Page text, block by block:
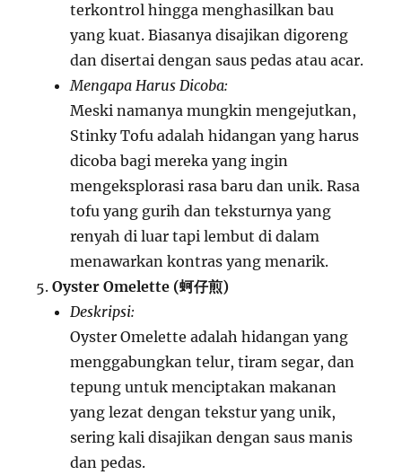
terkontrol hingga menghasilkan bau
yang kuat. Biasanya disajikan digoreng
dan disertai dengan saus pedas atau acar.
Mengapa Harus Dicoba:
Meski namanya mungkin mengejutkan,
Stinky Tofu adalah hidangan yang harus
dicoba bagi mereka yang ingin
mengeksplorasi rasa baru dan unik. Rasa
tofu yang gurih dan teksturnya yang
renyah di luar tapi lembut di dalam
menawarkan kontras yang menarik.
Oyster Omelette (蚵仔煎)
Deskripsi:
Oyster Omelette adalah hidangan yang
menggabungkan telur, tiram segar, dan
tepung untuk menciptakan makanan
yang lezat dengan tekstur yang unik,
sering kali disajikan dengan saus manis
dan pedas.